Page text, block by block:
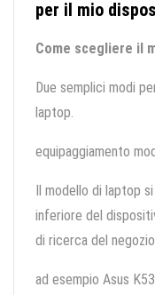
per il mio
Come scegliere il
Due semplici modi
laptop.
equipaggiamento
Il modello di laptop
inferiore del
di ricerca del
ad esempio Asus